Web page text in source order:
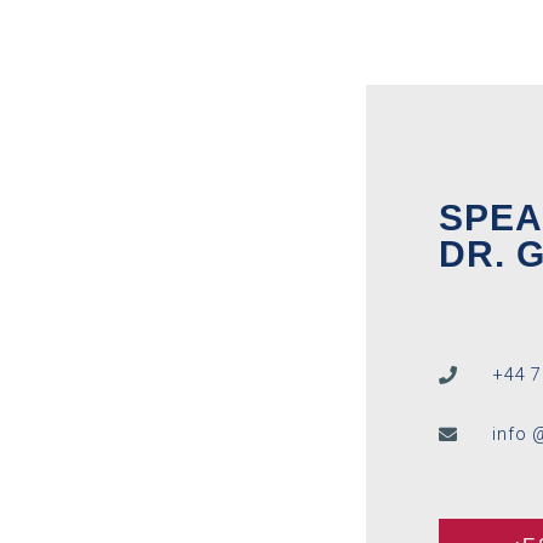
DR.
+44
info